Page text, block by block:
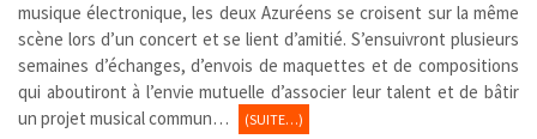
musique électronique, les deux Azuréens se croisent sur la même
scène lors d’un concert et se lient d’amitié. S’ensuivront plusieurs
semaines d’échanges, d’envois de maquettes et de compositions
qui aboutiront à l’envie mutuelle d’associer leur talent et de bâtir
un projet musical commun…
(SUITE…)